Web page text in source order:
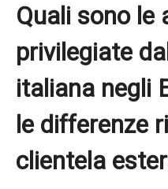
Quali sono le
privilegiate
italiana negli
le differenze
clientela